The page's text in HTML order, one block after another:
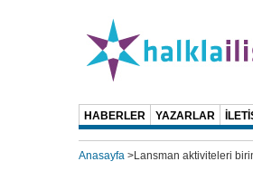
HABERLER YAZARLAR
Anasayfa >Lansman aktiviteleri